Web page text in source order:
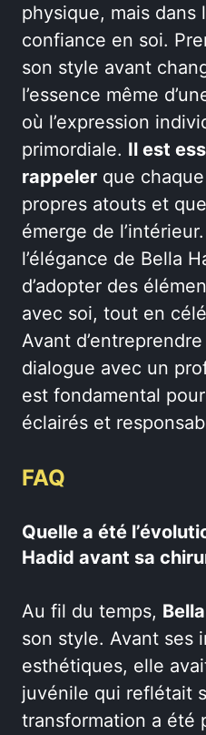
physique, mais dans
confiance en soi.
son style avant
l’essence même
où l’expression
primordiale. Il est
rappeler que
propres atouts et
émerge de
l’élégance de Bella
d’adopter des
avec soi, tout en
Avant
dialogue avec un
est fondamental
éclairés et
FAQ
Quelle a été
Hadid avant sa
Au fil du temps,
son style. Avant ses
esthétiques, elle
juvénile qui reflétait
transformation a été